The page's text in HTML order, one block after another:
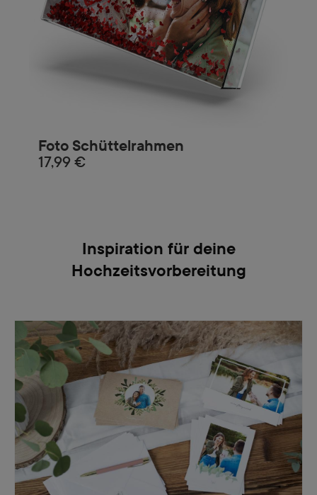
Foto Schüttelrahmen
17,99 €
Inspiration für deine
Hochzeitsvorbereitung